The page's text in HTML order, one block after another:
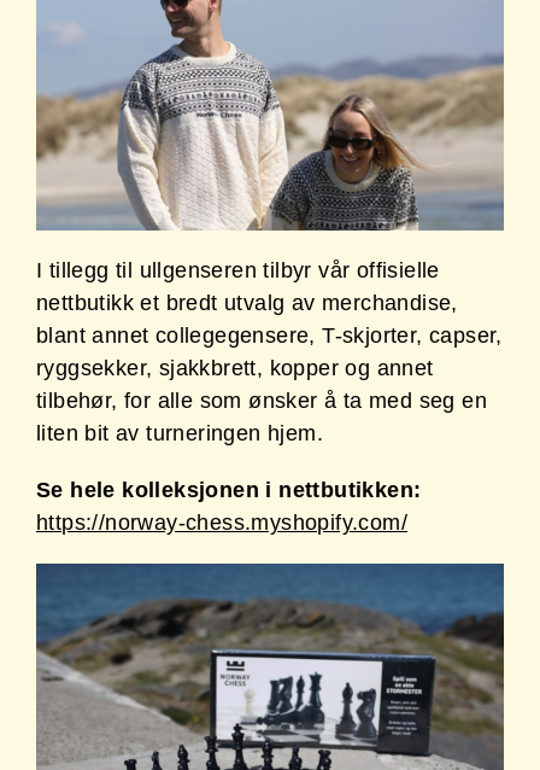
I tillegg til ullgenseren tilbyr vår offisielle
nettbutikk et bredt utvalg av merchandise,
blant annet collegegensere, T-skjorter, capser,
ryggsekker, sjakkbrett, kopper og annet
tilbehør, for alle som ønsker å ta med seg en
liten bit av turneringen hjem.
Se hele kolleksjonen i nettbutikken:
https://norway-chess.myshopify.com/